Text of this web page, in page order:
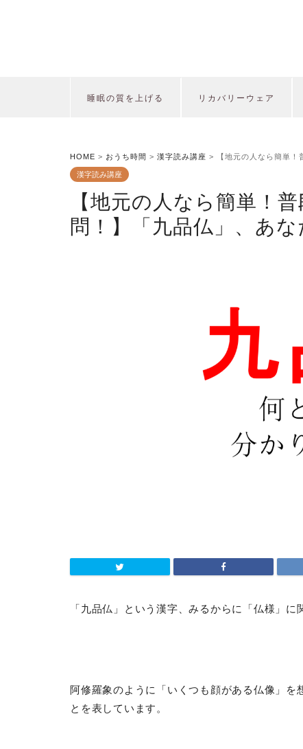
睡眠の質を上げる リカバリーウェア
HOME > おうち時間 > 漢字読み講座 > 【地元の人なら簡単
漢字読み講座
【地元の人なら簡単！
問！】「九品仏」、あ
「九品仏」という漢字、みるからに「仏様」に
阿修羅象のように「いくつも顔がある仏像」
とを表しています。